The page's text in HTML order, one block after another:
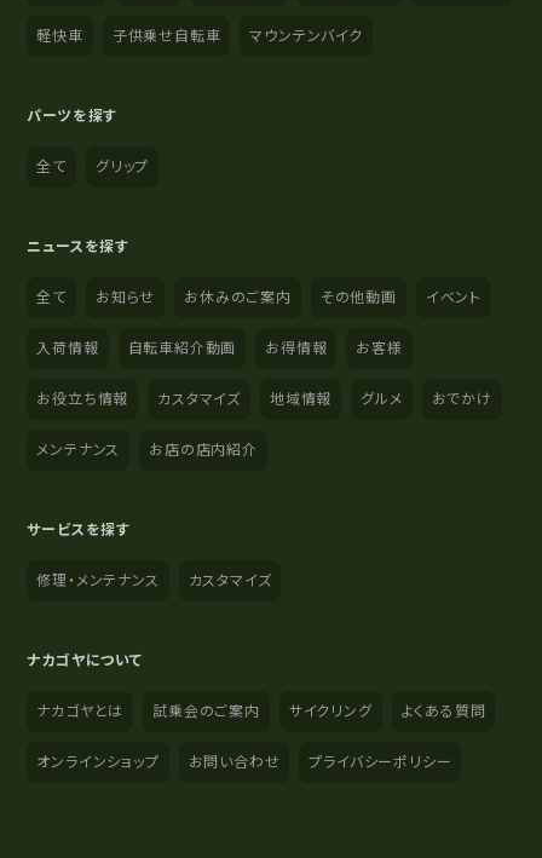
軽快車 子供乗せ自転車 マウンテンバイク
パーツを探す
全て グリップ
ニュースを探す
全て お知らせ お休みのご案内 その他動画 イベント
入荷情報 自転車紹介動画 お得情報 お客様
お役立ち情報 カスタマイズ 地域情報 グルメ おでかけ
メンテナンス お店の店内紹介
サービスを探す
修理・メンテナンス カスタマイズ
ナカゴヤについて
ナカゴヤとは 試乗会のご案内 サイクリング よくある質問
オンラインショップ お問い合わせ プライバシーポリシー